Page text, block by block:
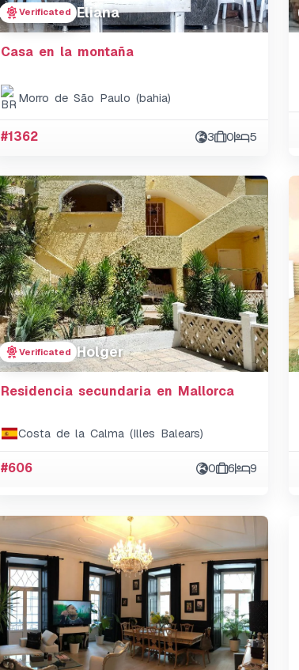
Verificated Eliana
Casa en la montaña
Morro de São Paulo (bahia)
#1362 3 0 5
Verificated Holger
Residencia secundaria en Mallorca
Costa de la Calma (Illes Balears)
#606 0 6 9